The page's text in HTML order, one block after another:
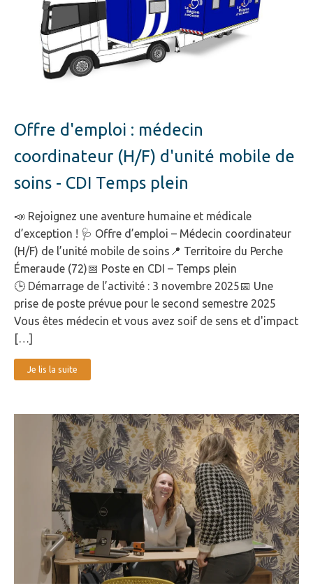
Offre d'emploi : médecin
coordinateur (H/F) d'unité mobile de
soins - CDI Temps plein
📣 Rejoignez une aventure humaine et médicale
d’exception ! 🩺 Offre d’emploi – Médecin coordinateur
(H/F) de l’unité mobile de soins📍 Territoire du Perche
Émeraude (72)📅 Poste en CDI – Temps plein
🕒 Démarrage de l’activité : 3 novembre 2025📅 Une
prise de poste prévue pour le second semestre 2025
Vous êtes médecin et vous avez soif de sens et d'impact
[…]
Je lis la suite